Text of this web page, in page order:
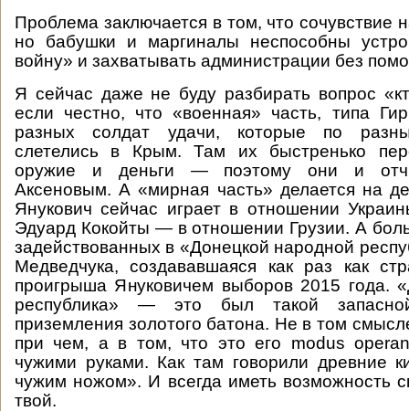
Проблема заключается в том, что сочувствие
но бабушки и маргиналы неспособны
войну» и захватывать администрации без
Я сейчас даже не буду разбирать вопрос
если честно, что «военная» часть, типа
разных солдат удачи, которые по
слетелись в Крым. Там их быстренько
оружие и деньги — поэтому они и
Аксеновым. А «мирная часть» делается на
Янукович сейчас играет в отношении
Эдуард Кокойты — в отношении Грузии. А
задействованных в «Донецкой народной
Медведчука, создававшаяся как раз как
проигрыша Януковичем выборов 2015 года.
республика» — это был такой
приземления золотого батона. Не в том
при чем, а в том, что это его modus
чужими руками. Как там говорили древние
чужим ножом». И всегда иметь возможность
твой.